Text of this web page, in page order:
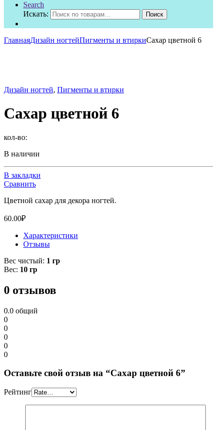
Search
Искать:
Поиск
ГлавнаяДизайн ногтейПигменты и втиркиСахар цветной 6
Дизайн ногтей, Пигменты и втирки
Сахар цветной 6
кол-во:
В наличии
В закладки
Сравнить
Цветной сахар для декора ногтей.
60.00₽
Характеристики
Отзывы
Вес чистый: 1 гр
Вес: 10 гр
0 отзывов
0.0 общий
0
0
0
0
0
Оставьте свой отзыв на “Сахар цветной 6”
Рейтинг